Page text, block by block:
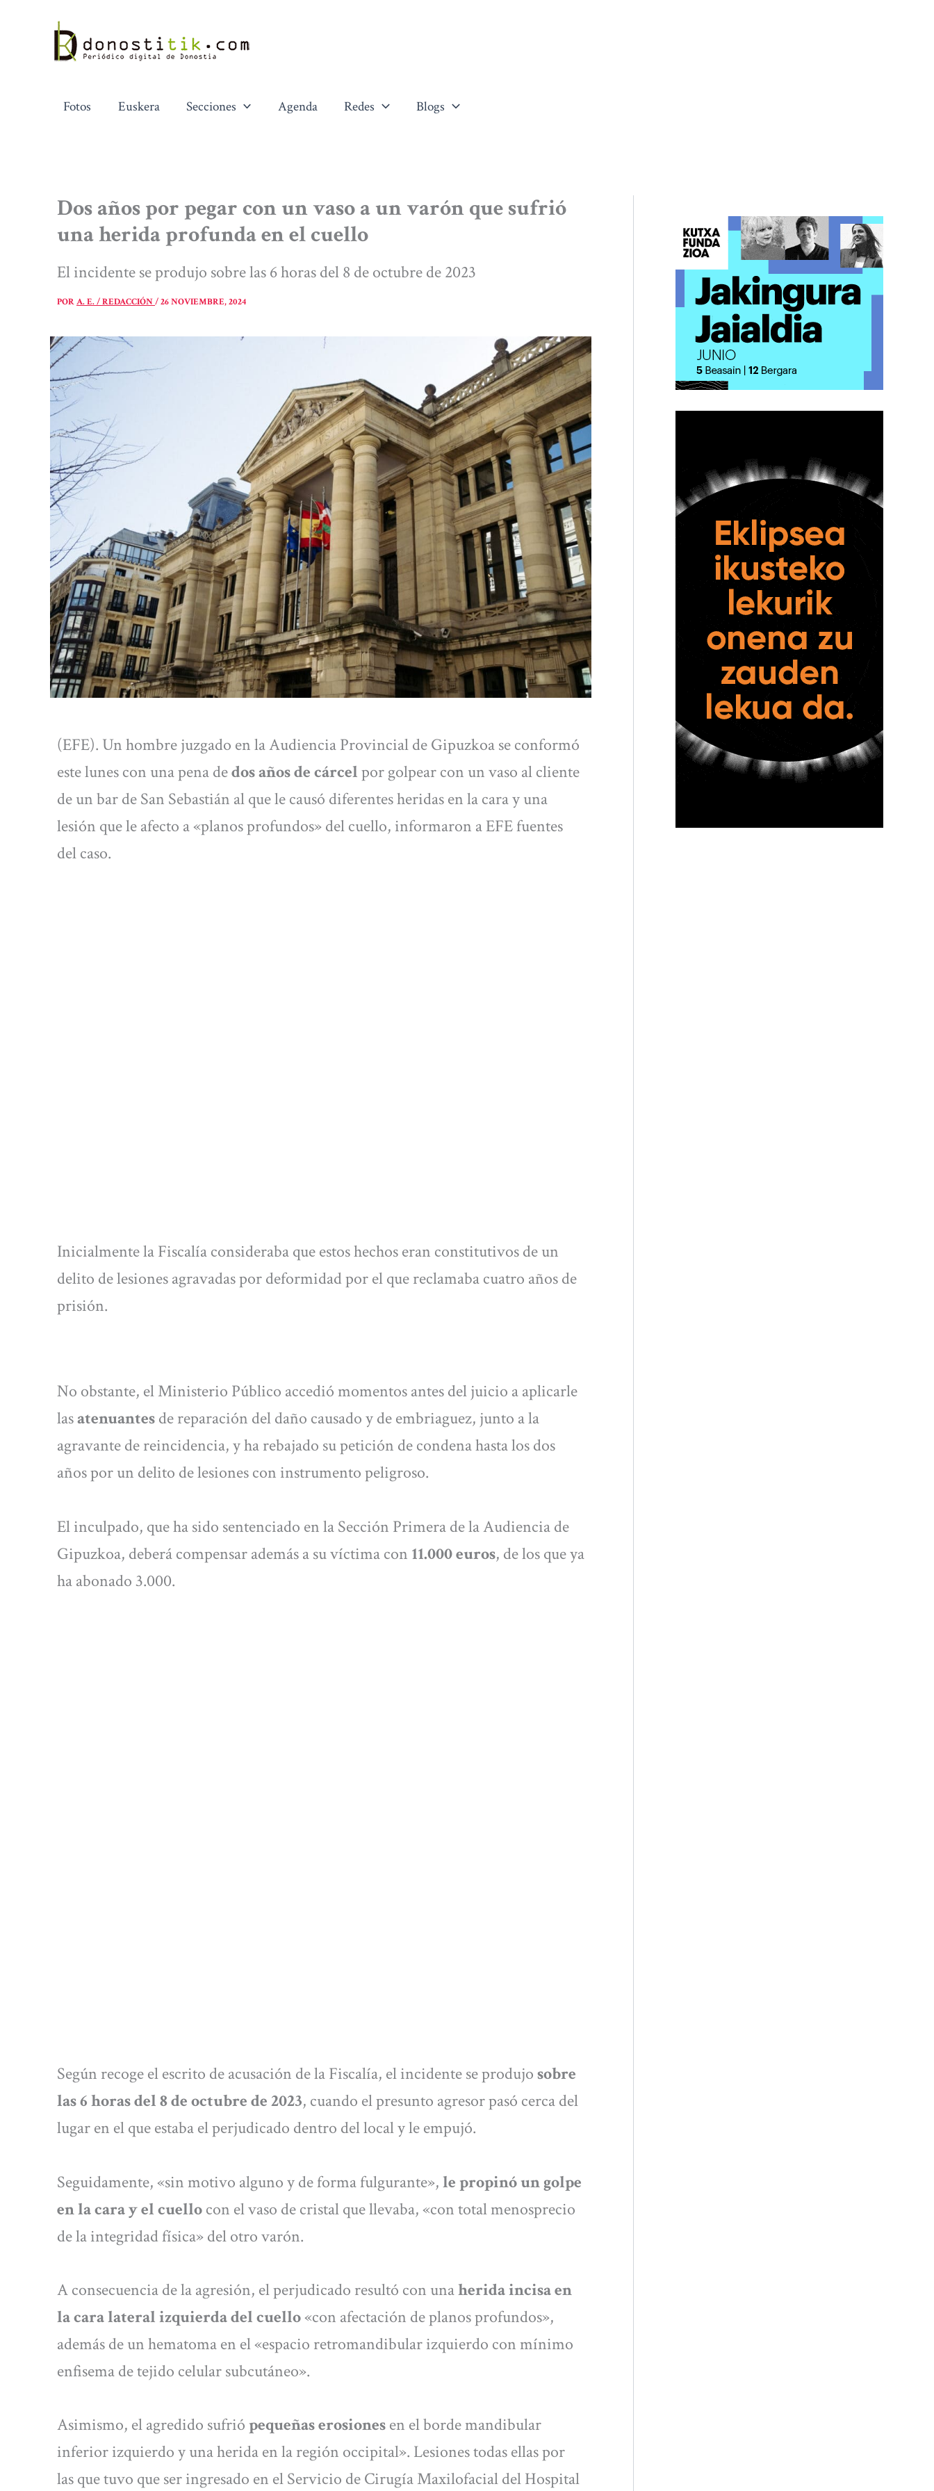
contenido
Fotos Euskera Secciones Agenda Redes Blogs
Dos años por pegar con un vaso a un varón que sufrió
una herida profunda en el cuello
El incidente se produjo sobre las 6 horas del 8 de octubre de 2023
PORA. E. / REDACCIÓN/26 NOVIEMBRE, 2024
(EFE). Un hombre juzgado en la Audiencia Provincial de Gipuzkoa se conformó
este lunes con una pena dedos años de cárcelpor golpear con un vaso al cliente
de un bar de San Sebastián al que le causó diferentes heridas en la cara y una
lesión que le afecto a «planos profundos» del cuello, informaron a EFE fuentes
del caso.
Inicialmente la Fiscalía consideraba que estos hechos eran constitutivos de un
delito de lesiones agravadas por deformidad por el que reclamaba cuatro años de
prisión.
No obstante, el Ministerio Público accedió momentos antes del juicio a aplicarle
lasatenuantesde reparación del daño causado y de embriaguez, junto a la
agravante de reincidencia, y ha rebajado su petición de condena hasta los dos
años por un delito de lesiones con instrumento peligroso.
El inculpado, que ha sido sentenciado en la Sección Primera de la Audiencia de
Gipuzkoa, deberá compensar además a su víctima con 11.000 euros, de los que ya
ha abonado 3.000.
Según recoge el escrito de acusación de la Fiscalía, el incidente se produjosobre
las 6 horas del 8 de octubre de 2023, cuando el presunto agresor pasó cerca del
lugar en el que estaba el perjudicado dentro del local y le empujó.
Seguidamente, «sin motivo alguno y de forma fulgurante»,le propinó un golpe
en la cara y el cuellocon el vaso de cristal que llevaba, «con total menosprecio
de la integridad física» del otro varón.
A consecuencia de la agresión, el perjudicado resultó con unaherida incisa en
la cara lateral izquierda del cuello«con afectación de planos profundos»,
además de un hematoma en el «espacio retromandibular izquierdo con mínimo
enfisema de tejido celular subcutáneo».
Asimismo, el agredido sufrió pequeñas erosionesen el borde mandibular
inferior izquierdo y una herida en la región occipital». Lesiones todas ellas por
las que tuvo que ser ingresado en el Servicio de Cirugía Maxilofacial del Hospital